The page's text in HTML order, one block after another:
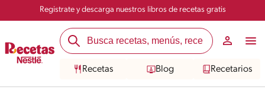
Registrate y descarga nuestros libros de recetas gratis
Recetas Blog Recetarios